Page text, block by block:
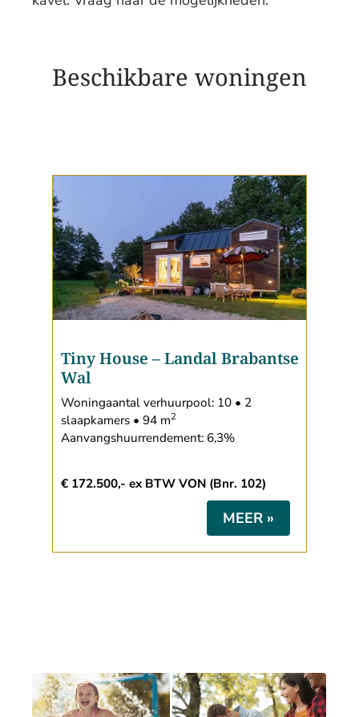
Beschikbare woningen
Tiny House –Landal Brabantse
Wal
Woningaantal verhuurpool: 10 • 2
slaapkamers • 94 m2
Aanvangshuurrendement: 6,3%
€ 172.500,- ex BTW VON (Bnr. 102)
MEER »